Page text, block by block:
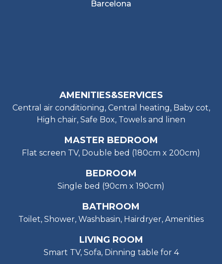
Barcelona
AMENITIES&SERVICES
Central air conditioning, Central heating, Baby cot,
High chair, Safe Box, Towels and linen
MASTER BEDROOM
Flat screen TV, Double bed (180cm x 200cm)
BEDROOM
Single bed (90cm x 190cm)
BATHROOM
Toilet, Shower, Washbasin, Hairdryer, Amenities
LIVING ROOM
Smart TV, Sofa, Dinning table for 4